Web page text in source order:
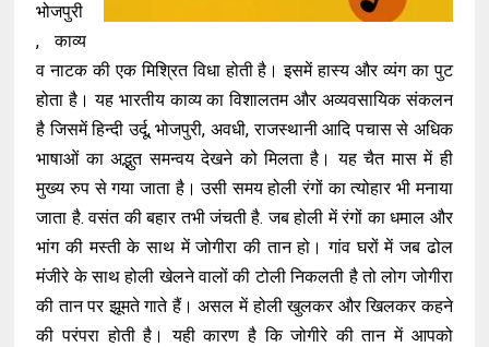
भोजपुरी
, काव्य
व नाटक की एक मिश्रित विधा होती है। इसमें हास्य और व्यंग का पुट
होता है। यह भारतीय काव्य का विशालतम और अव्यवसायिक संकलन
है जिसमें हिन्दी उर्दू, भोजपुरी, अवधी, राजस्थानी आदि पचास से अधिक
भाषाओं का अद्भुत समन्वय देखने को मिलता है। यह चैत मास में ही
मुख्य रुप से गया जाता है। उसी समय होली रंगों का त्योहार भी मनाया
जाता है. वसंत की बहार तभी जंचती है. जब होली में रंगों का धमाल और
भांग की मस्ती के साथ में जोगीरा की तान हो। गांव घरों में जब ढोल
मंजीरे के साथ होली खेलने वालों की टोली निकलती है तो लोग जोगीरा
की तान पर झूमते गाते हैं। असल में होली खुलकर और खिलकर कहने
की परंपरा होती है। यही कारण है कि जोगीरे की तान में आपको